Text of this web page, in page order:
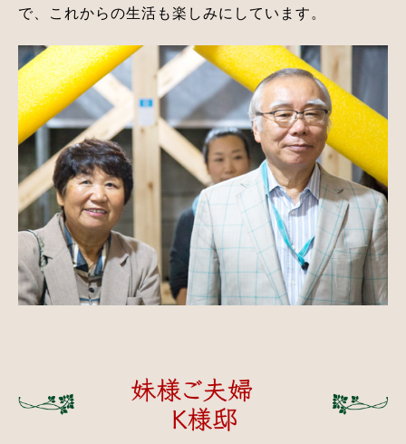
で、これからの生活も楽しみにしています。